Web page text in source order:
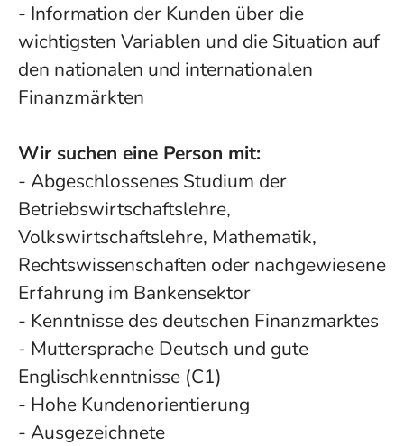
- Information der Kunden über die
wichtigsten Variablen und die Situation auf
den nationalen und internationalen
Finanzmärkten
Wir suchen eine Person mit:
- Abgeschlossenes Studium der
Betriebswirtschaftslehre,
Volkswirtschaftslehre, Mathematik,
Rechtswissenschaften oder nachgewiesene
Erfahrung im Bankensektor
- Kenntnisse des deutschen Finanzmarktes
- Muttersprache Deutsch und gute
Englischkenntnisse (C1)
- Hohe Kundenorientierung
- Ausgezeichnete